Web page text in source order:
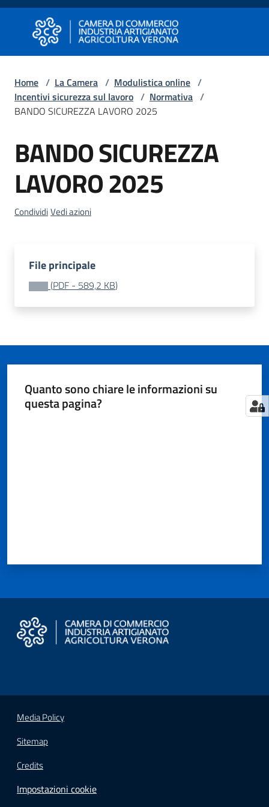
Vai al contenuto
Vai alla navigazione
Vai al footer
Camera di Commercio di Verona
Camera di Commercio di Verona
Avviare
Impresa
Gestire
Impresa
Territorio
e
Consumatore
Impresa
su
Home / La Camera / Modulistica online /
Incentivi sicurezza sul lavoro / Normativa /
BANDO SICUREZZA LAVORO 2025
BANDO SICUREZZA
LAVORO 2025
CondividiVedi azioni
File principale
(PDF - 589,2 KB)
Quanto sono chiare le informazioni su
questa pagina?
Media Policy
Sitemap
Credits
Impostazioni cookie